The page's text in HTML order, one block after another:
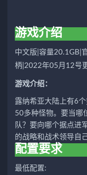
游戏介绍
中文版|容量20.1GB|
柄|2022年05月12号
游戏介绍：
露纳希亚大陆上有6
50多种怪物。要当哪
队？要向哪个据点进
的战略和战术领导自
配置要求
最低配置: